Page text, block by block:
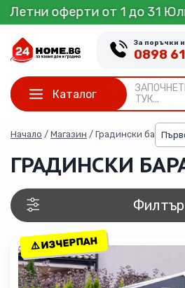
Skip
to
content
Юли
Каталог
ТУК...
За поръчки
0898
Начало / Магазин / Градински бараки
ГРАДИНСКИ
Филтър
⚠️ ИЗЧЕРПАН
⚠️ ИЗЧЕРПАН